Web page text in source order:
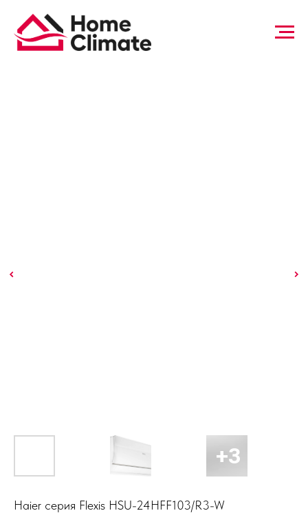
Haier серия Flexis HSU-24HFF103/R3-W